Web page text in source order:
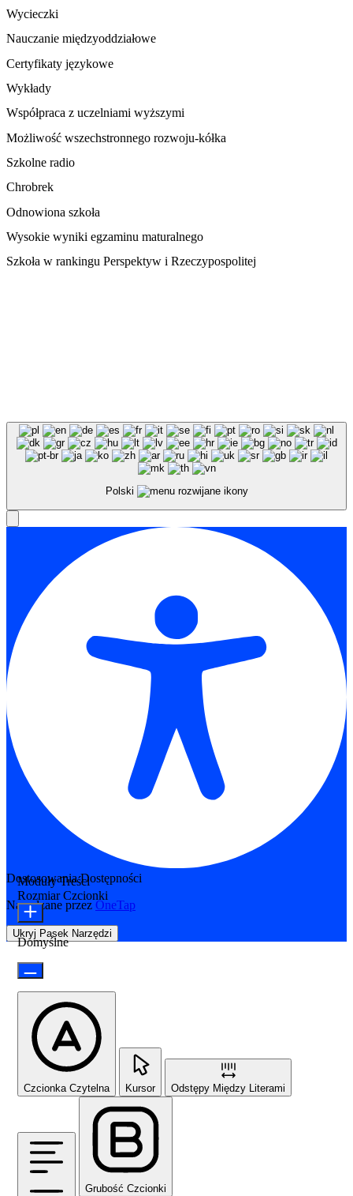
Wycieczki
Nauczanie międzyoddziałowe
Certyfikaty językowe
Wykłady
Współpraca z uczelniami wyższymi
Możliwość wszechstronnego rozwoju-kółka
Szkolne radio
Chrobrek
Odnowiona szkoła
Wysokie wyniki egzaminu maturalnego
Szkoła w rankingu Perspektyw i Rzeczypospolitej
Polski
Dostosowania Dostępności
Napędzane przez OneTap
Ukryj Pasek Narzędzi
Moduły Treści
Rozmiar Czcionki
Domyślne
Czcionka Czytelna Kursor Odstępy Między Literami
Grubość Czcionki